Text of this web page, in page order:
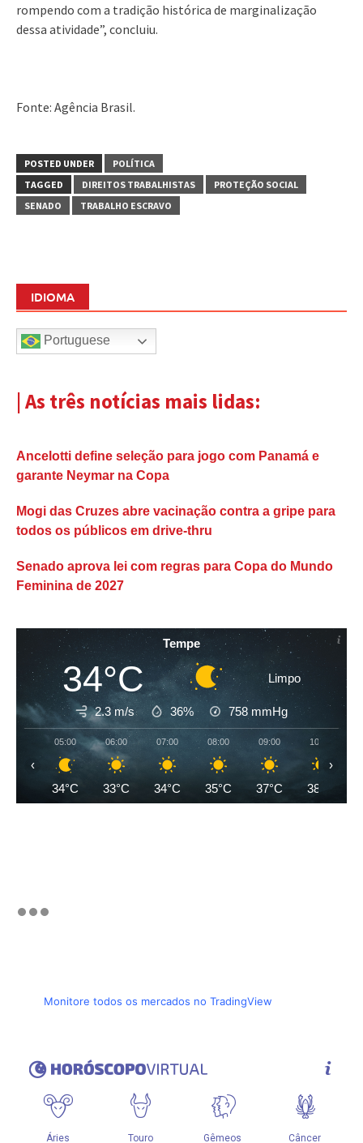
rompendo com a tradição histórica de marginalização
dessa atividade”, concluiu.
Fonte: Agência Brasil.
POSTED UNDER
POLÍTICA
TAGGED
DIREITOS TRABALHISTAS
PROTEÇÃO SOCIAL
SENADO
TRABALHO ESCRAVO
IDIOMA
Portuguese
| As três notícias mais lidas:
Ancelotti define seleção para jogo com Panamá e
garante Neymar na Copa
Mogi das Cruzes abre vacinação contra a gripe para
todos os públicos em drive-thru
Senado aprova lei com regras para Copa do Mundo
Feminina de 2027
Tempe
34°C Limpo
2.3 m/s 36% 758 mmHg
05:00
34°C
06:00
33°C
07:00
34°C
08:00
35°C
09:00
37°C
10:00
38°C
‹ ›
Monitore todos os mercados no TradingView